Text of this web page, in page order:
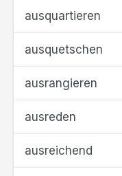
ausquartieren
ausquetschen
ausrangieren
ausreden
ausreichend